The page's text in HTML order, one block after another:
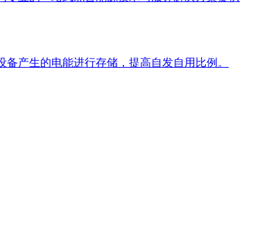
产生的电能进行存储，提高自发自用比例。